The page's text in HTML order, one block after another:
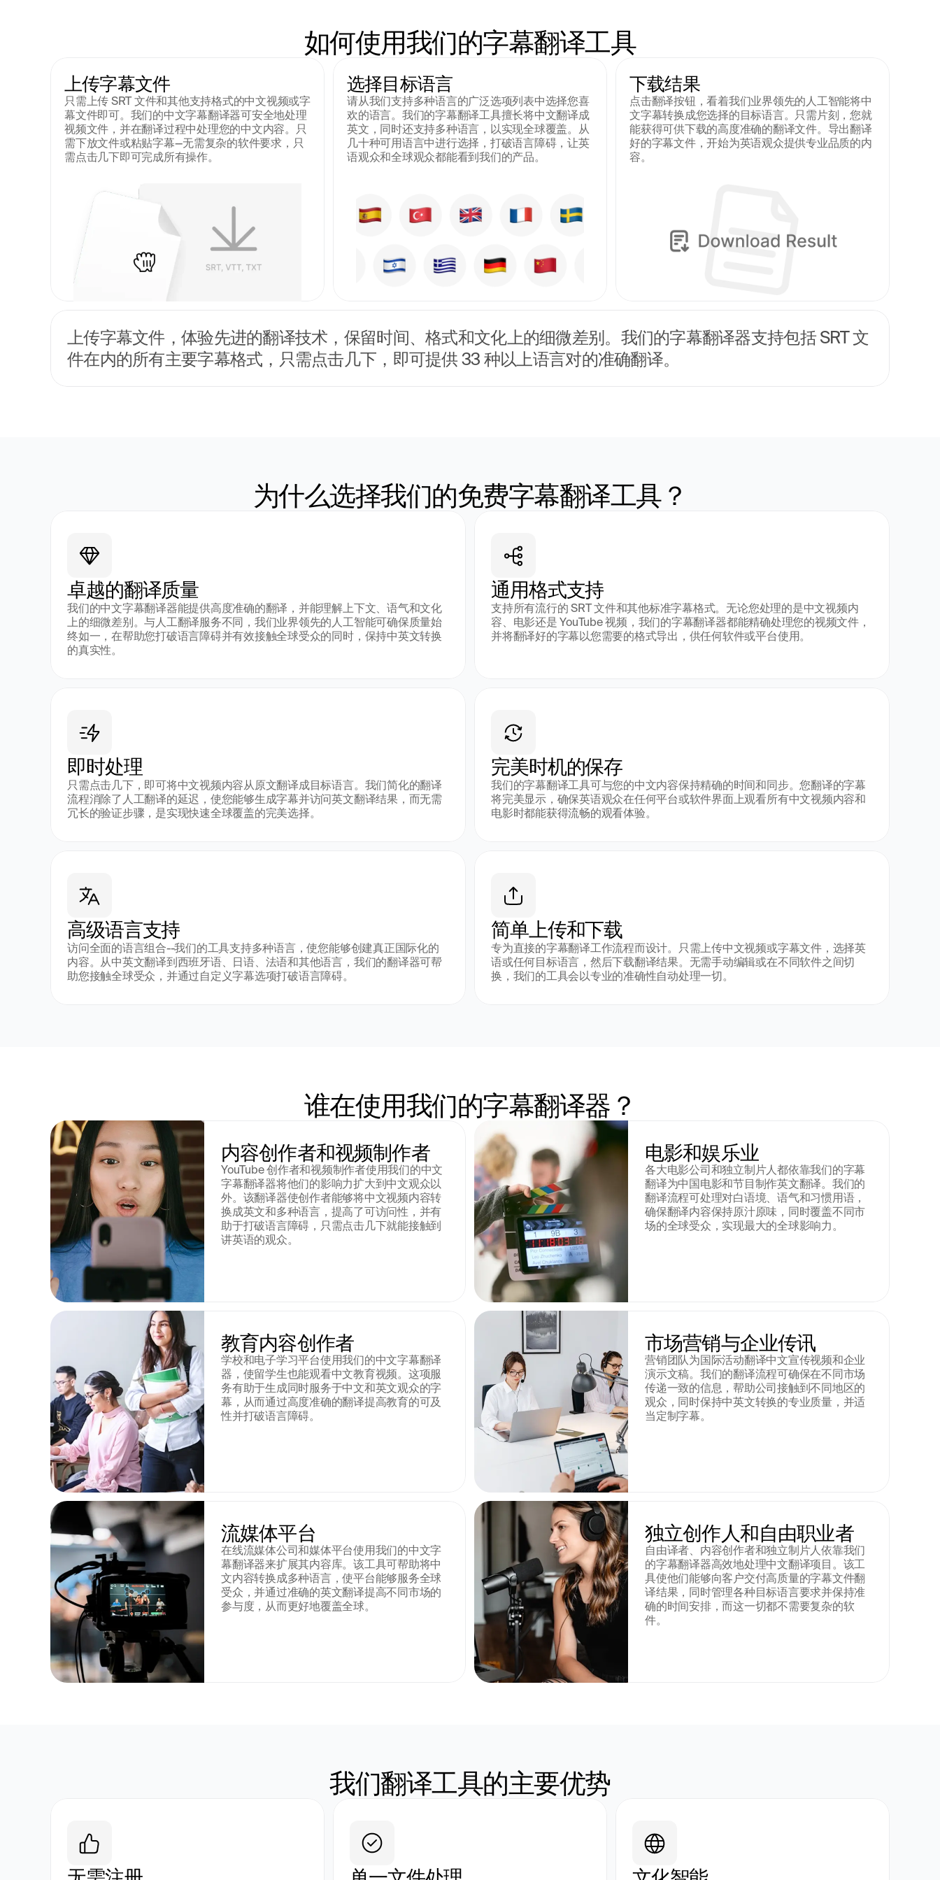
如何使用我们的字幕翻译工具
上传字幕文件
只需上传 SRT 文件和其他支持格式的中文视频或字
幕文件即可。我们的中文字幕翻译器可安全地处理
视频文件，并在翻译过程中处理您的中文内容。只
需下放文件或粘贴字幕--无需复杂的软件要求，只
需点击几下即可完成所有操作。
选择目标语言
请从我们支持多种语言的广泛选项列表中选择您喜
欢的语言。我们的字幕翻译工具擅长将中文翻译成
英文，同时还支持多种语言，以实现全球覆盖。从
几十种可用语言中进行选择，打破语言障碍，让英
语观众和全球观众都能看到我们的产品。
下载结果
点击翻译按钮，看着我们业界领先的人工智能将中
文字幕转换成您选择的目标语言。只需片刻，您就
能获得可供下载的高度准确的翻译文件。导出翻译
好的字幕文件，开始为英语观众提供专业品质的内
容。
上传字幕文件，体验先进的翻译技术，保留时间、格式和文化上的细微差别。我们的字幕翻译器支持包括 SRT 文
件在内的所有主要字幕格式，只需点击几下，即可提供 33 种以上语言对的准确翻译。
为什么选择我们的免费字幕翻译工具？
卓越的翻译质量
我们的中文字幕翻译器能提供高度准确的翻译，并能理解上下文、语气和文化
上的细微差别。与人工翻译服务不同，我们业界领先的人工智能可确保质量始
终如一，在帮助您打破语言障碍并有效接触全球受众的同时，保持中英文转换
的真实性。
通用格式支持
支持所有流行的 SRT 文件和其他标准字幕格式。无论您处理的是中文视频内
容、电影还是 YouTube 视频，我们的字幕翻译器都能精确处理您的视频文件，
并将翻译好的字幕以您需要的格式导出，供任何软件或平台使用。
即时处理
只需点击几下，即可将中文视频内容从原文翻译成目标语言。我们简化的翻译
流程消除了人工翻译的延迟，使您能够生成字幕并访问英文翻译结果，而无需
冗长的验证步骤，是实现快速全球覆盖的完美选择。
完美时机的保存
我们的字幕翻译工具可与您的中文内容保持精确的时间和同步。您翻译的字幕
将完美显示，确保英语观众在任何平台或软件界面上观看所有中文视频内容和
电影时都能获得流畅的观看体验。
高级语言支持
访问全面的语言组合--我们的工具支持多种语言，使您能够创建真正国际化的
内容。从中英文翻译到西班牙语、日语、法语和其他语言，我们的翻译器可帮
助您接触全球受众，并通过自定义字幕选项打破语言障碍。
简单上传和下载
专为直接的字幕翻译工作流程而设计。只需上传中文视频或字幕文件，选择英
语或任何目标语言，然后下载翻译结果。无需手动编辑或在不同软件之间切
换，我们的工具会以专业的准确性自动处理一切。
谁在使用我们的字幕翻译器？
内容创作者和视频制作者
YouTube 创作者和视频制作者使用我们的中文
字幕翻译器将他们的影响力扩大到中文观众以
外。该翻译器使创作者能够将中文视频内容转
换成英文和多种语言，提高了可访问性，并有
助于打破语言障碍，只需点击几下就能接触到
讲英语的观众。
电影和娱乐业
各大电影公司和独立制片人都依靠我们的字幕
翻译为中国电影和节目制作英文翻译。我们的
翻译流程可处理对白语境、语气和习惯用语，
确保翻译内容保持原汁原味，同时覆盖不同市
场的全球受众，实现最大的全球影响力。
教育内容创作者
学校和电子学习平台使用我们的中文字幕翻译
器，使留学生也能观看中文教育视频。这项服
务有助于生成同时服务于中文和英文观众的字
幕，从而通过高度准确的翻译提高教育的可及
性并打破语言障碍。
市场营销与企业传讯
营销团队为国际活动翻译中文宣传视频和企业
演示文稿。我们的翻译流程可确保在不同市场
传递一致的信息，帮助公司接触到不同地区的
观众，同时保持中英文转换的专业质量，并适
当定制字幕。
流媒体平台
在线流媒体公司和媒体平台使用我们的中文字
幕翻译器来扩展其内容库。该工具可帮助将中
文内容转换成多种语言，使平台能够服务全球
受众，并通过准确的英文翻译提高不同市场的
参与度，从而更好地覆盖全球。
独立创作人和自由职业者
自由译者、内容创作者和独立制片人依靠我们
的字幕翻译器高效地处理中文翻译项目。该工
具使他们能够向客户交付高质量的字幕文件翻
译结果，同时管理各种目标语言要求并保持准
确的时间安排，而这一切都不需要复杂的软
件。
我们翻译工具的主要优势